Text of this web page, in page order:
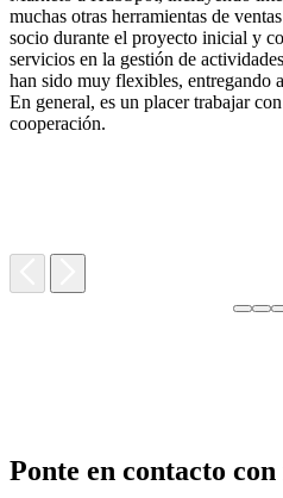
muchas otras herramientas de
socio durante el proyecto inicial y
servicios en la gestión de
han sido muy flexibles, entregando
En general, es un placer trabajar
cooperación.
Ponte en contacto